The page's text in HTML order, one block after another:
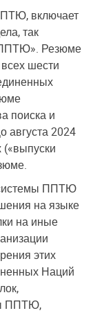
включает
так
Резюме
шести
поиска и
2024
(«выпуски
ППТЮ
на языке
на иные
этих
Наций
ППТЮ,